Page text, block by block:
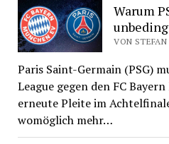
Warum
VON
Paris Saint-Germain (PSG)
League gegen den FC
erneute Pleite im
womöglich mehr…